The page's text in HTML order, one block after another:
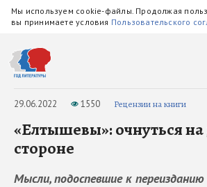
Мы используем cookie-файлы. Продолжая
вы принимаете условия Пользовательского
29.06.2022 1550 Рецензии на книги
«Елтышевы»: очнуться на
стороне
Мысли, подоспевшие к переизданию